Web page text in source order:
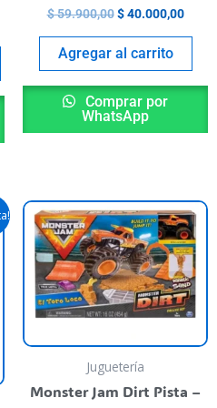
del
producto
$59.900,00 $40.000,00
Agregar al carrito
Comprar por
WhatsApp
Juguetería
Monster Jam Dirt Pista –